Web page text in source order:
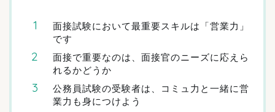
面接試験において最重要スキルは「営業力」
です
面接で重要なのは、面接官のニーズに応えら
れるかどうか
公務員試験の受験者は、コミュ力と一緒に営
業力も身につけよう